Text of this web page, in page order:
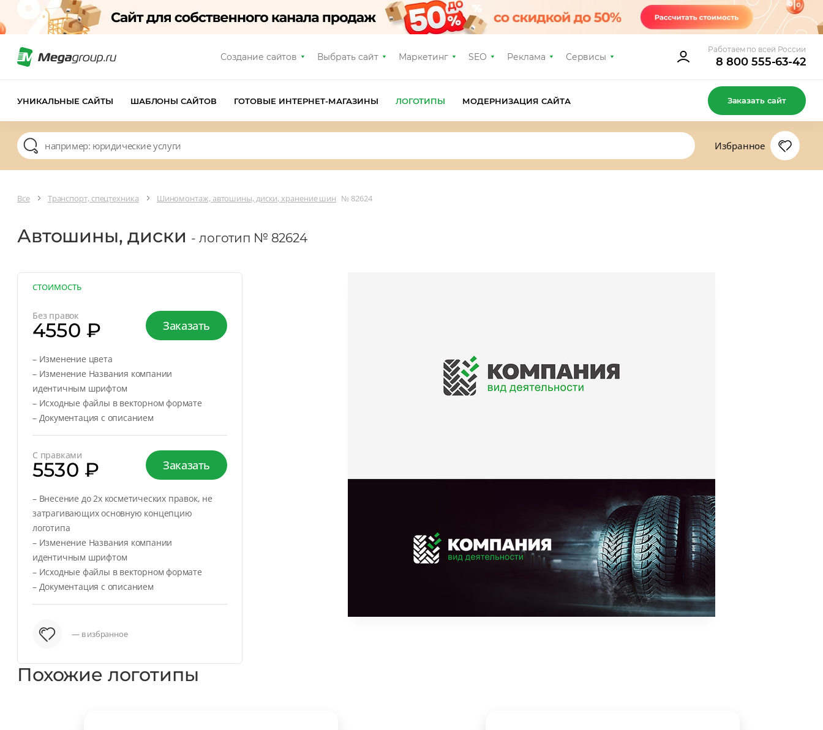
Создание сайтов Выбрать сайт Маркетинг SEO Реклама Сервисы
Работаем по всей России
8 800 555-63-42
УНИКАЛЬНЫЕ САЙТЫ ШАБЛОНЫ САЙТОВ ГОТОВЫЕ ИНТЕРНЕТ-МАГАЗИНЫ ЛОГОТИПЫ МОДЕРНИЗАЦИЯ САЙТА Заказать сайт
Избранное
Все Транспорт, спецтехника Шиномонтаж, автошины, диски, хранение шин № 82624
Автошины, диски - логотип № 82624
СТОИМОСТЬ
Без правок
4550 ₽ Заказать
– Изменение цвета
– Изменение Названия компании
идентичным шрифтом
– Исходные файлы в векторном формате
– Документация с описанием
С правками
5530 ₽ Заказать
– Внесение до 2х косметических правок, не
затрагивающих основную концепцию
логотипа
– Изменение Названия компании
идентичным шрифтом
– Исходные файлы в векторном формате
– Документация с описанием
— в избранное
Похожие логотипы